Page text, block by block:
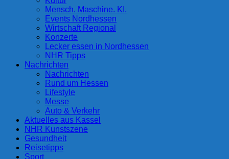
Mensch. Maschine. KI.
Events Nordhessen
Wirtschaft Regional
Konzerte
Lecker essen in Nordhessen
NHR Tipps
Nachrichten
Nachrichten
Rund um Hessen
Lifestyle
Messe
Auto & Verkehr
Aktuelles aus Kassel
NHR Kunstszene
Gesundheit
Reisetipps
Sport